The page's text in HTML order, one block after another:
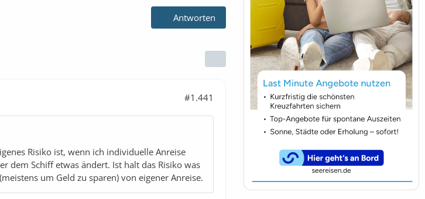
Antworten
#1.441
Risiko ist, wenn ich individuelle Anreise
dem Schiff etwas ändert. Ist halt das Risiko was
um Geld zu sparen) von eigener Anreise.